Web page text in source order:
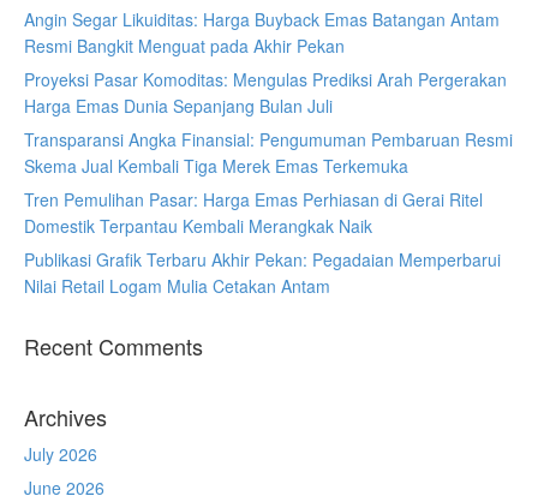
Angin Segar Likuiditas: Harga Buyback Emas Batangan Antam
Resmi Bangkit Menguat pada Akhir Pekan
Proyeksi Pasar Komoditas: Mengulas Prediksi Arah Pergerakan
Harga Emas Dunia Sepanjang Bulan Juli
Transparansi Angka Finansial: Pengumuman Pembaruan Resmi
Skema Jual Kembali Tiga Merek Emas Terkemuka
Tren Pemulihan Pasar: Harga Emas Perhiasan di Gerai Ritel
Domestik Terpantau Kembali Merangkak Naik
Publikasi Grafik Terbaru Akhir Pekan: Pegadaian Memperbarui
Nilai Retail Logam Mulia Cetakan Antam
Recent Comments
Archives
July 2026
June 2026